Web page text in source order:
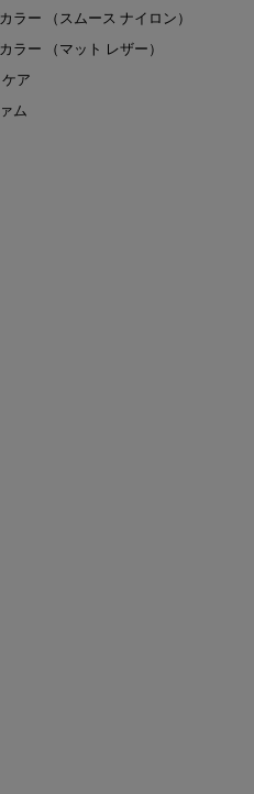
ラー （スムース ナイロン）
ラー （マット レザー）
ア
ム